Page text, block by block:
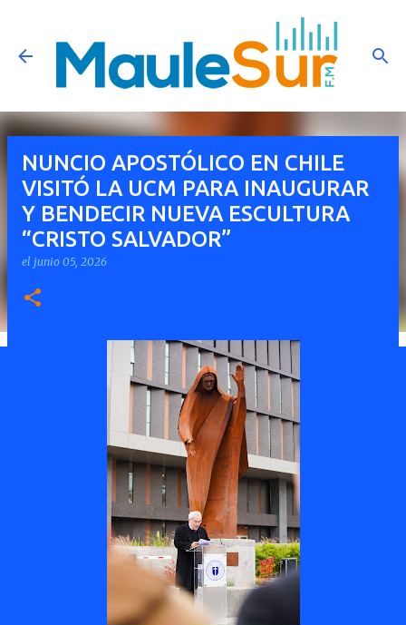
Ir al contenido principal
NUNCIO APOSTÓLICO EN CHILE
VISITÓ LA UCM PARA INAUGURAR
Y BENDECIR NUEVA ESCULTURA
“CRISTO SALVADOR”
el junio 05, 2026